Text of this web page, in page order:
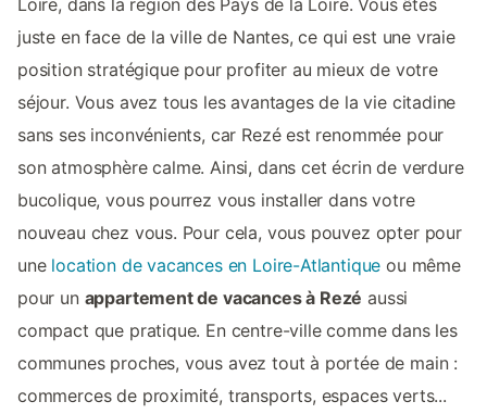
Loire, dans la région des Pays de la Loire. Vous êtes
juste en face de la ville de Nantes, ce qui est une vraie
position stratégique pour profiter au mieux de votre
séjour. Vous avez tous les avantages de la vie citadine
sans ses inconvénients, car Rezé est renommée pour
son atmosphère calme. Ainsi, dans cet écrin de verdure
bucolique, vous pourrez vous installer dans votre
nouveau chez vous. Pour cela, vous pouvez opter pour
une location de vacances en Loire-Atlantique ou même
pour un appartement de vacances à Rezé aussi
compact que pratique. En centre-ville comme dans les
communes proches, vous avez tout à portée de main :
commerces de proximité, transports, espaces verts...